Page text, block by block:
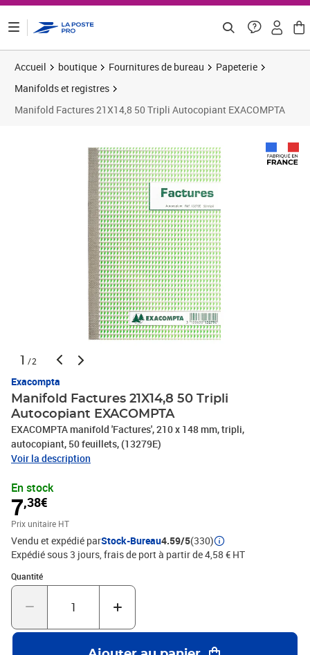
Accueil boutique Fournitures de bureau
Papeterie
Manifolds et registres
Manifold Factures 21X14,8 50 Tripli Autocopiant EXACOMPTA
1 /2
Exacompta
Manifold Factures 21X14,8 50 Tripli
Autocopiant EXACOMPTA
EXACOMPTA manifold 'Factures', 210 x 148 mm, tripli,
autocopiant, 50 feuillets, (13279E)
Voir la description
En stock
7,38€
Prix unitaire HT
Vendu et expédié parStock-Bureau4.59/5(330)
Expédié sous 3 jours, frais de port à partir de 4,58 € HT
Quantité
Quantité : 1